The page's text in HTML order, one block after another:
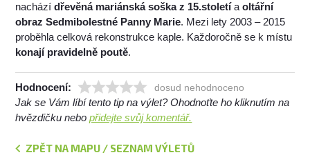
nacházídřevěná mariánská soška z 15.stoletíaoltářní
obraz Sedmibolestné Panny Marie. Mezi lety 2003 – 2015
proběhla celková rekonstrukce kaple. Každoročně se k místu
konají pravidelně poutě.
Hodnocení: dosud nehodnoceno
Jak se Vám líbí tento tip na výlet? Ohodnoťte ho kliknutím na
hvězdičku nebopřidejte svůj komentář.
ZPĚT NA MAPU / SEZNAM VÝLETŮ